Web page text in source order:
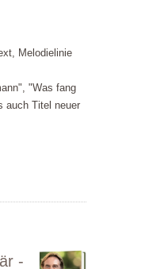
Melodielinie
"Was fang
auch Titel neuer
-